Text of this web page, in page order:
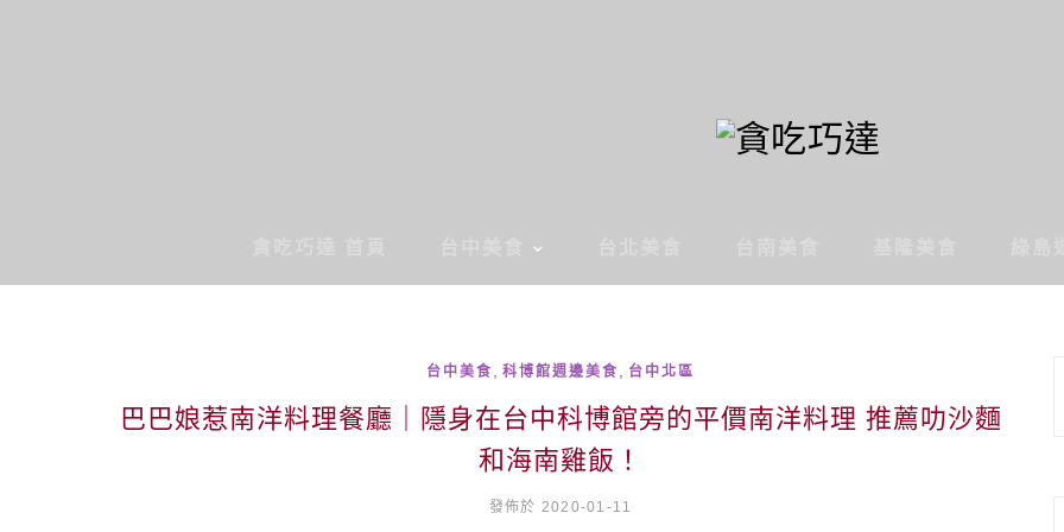
台中美食 科博館週邊美食 台中北區
巴巴娘惹南洋料理餐廳｜隱身在台中科博館旁的平價南洋料理 推薦叻沙麵
和海南雞飯！
發佈於 2020-01-11